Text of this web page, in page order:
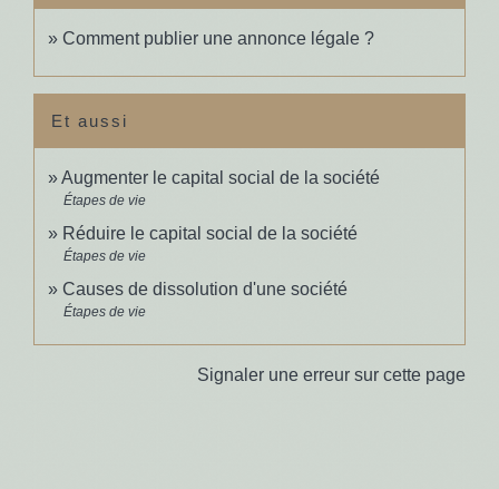
Comment publier une annonce légale ?
Et aussi
Augmenter le capital social de la société
Étapes de vie
Réduire le capital social de la société
Étapes de vie
Causes de dissolution d'une société
Étapes de vie
Signaler une erreur sur cette page